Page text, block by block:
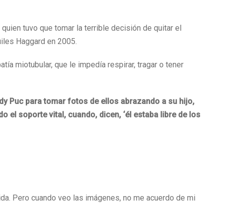
tuvo que tomar la terrible decisión de quitar el
Haggard en 2005.
miotubular, que le impedía respirar, tragar o tener
Puc para tomar fotos de ellos abrazando a su hijo,
el soporte vital, cuando, dicen, ‘él estaba libre de los
Pero cuando veo las imágenes, no me acuerdo de mi